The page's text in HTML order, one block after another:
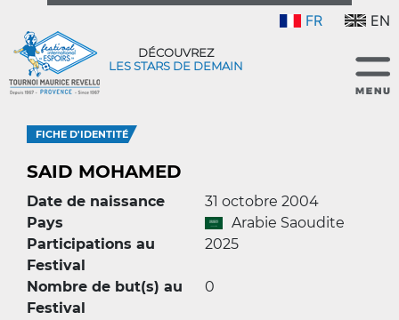
FR EN
DÉCOUVREZ
LES STARS DE DEMAIN
FICHE D'IDENTITÉ
SAID MOHAMED
Date de naissance
31 octobre 2004
Pays
Arabie Saoudite
Participations au
Festival
2025
Nombre de but(s) au
Festival
0